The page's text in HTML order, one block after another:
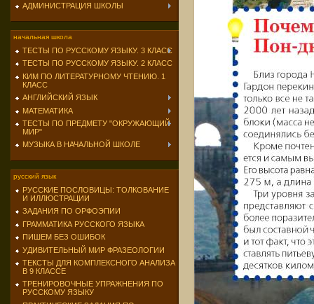
АДМИНИСТРАЦИЯ ШКОЛЫ
начальная школа
ТЕСТЫ ПО РУССКОМУ ЯЗЫКУ. 3 КЛАСС
ТЕСТЫ ПО РУССКОМУ ЯЗЫКУ. 2 КЛАСС
КИМ ПО ЛИТЕРАТУРНОМУ ЧТЕНИЮ. 1
КЛАСС
АНГЛИЙСКИЙ ЯЗЫК
МАТЕМАТИКА
ТЕСТЫ ПО ПРЕДМЕТУ "ОКРУЖАЮЩИЙ
МИР"
МУЗЫКА В НАЧАЛЬНОЙ ШКОЛЕ
русский язык
РУССКИЕ ПОСЛОВИЦЫ: ТОЛКОВАНИЕ
И ИЛЛЮСТРАЦИИ
ЗАДАНИЯ ПО ОРФОЭПИИ
ГРАММАТИКА РУССКОГО ЯЗЫКА
ПИШЕМ БЕЗ ОШИБОК
УДИВИТЕЛЬНЫЙ МИР ФРАЗЕОЛОГИИ
ТЕКСТЫ ДЛЯ КОМПЛЕКСНОГО АНАЛИЗА
В 9 КЛАССЕ
ТРЕНИРОВОЧНЫЕ УПРАЖНЕНИЯ ПО
РУССКОМУ ЯЗЫКУ